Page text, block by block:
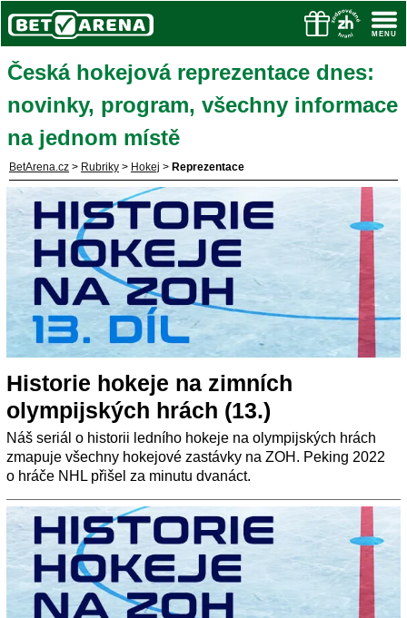
Česká hokejová reprezentace dnes:
novinky, program, všechny informace
na jednom místě
BetArena.cz > Rubriky > Hokej > Reprezentace
Historie hokeje na zimních
olympijských hrách (13.)
Náš seriál o historii ledního hokeje na olympijských hrách
zmapuje všechny hokejové zastávky na ZOH. Peking 2022
o hráče NHL přišel za minutu dvanáct.